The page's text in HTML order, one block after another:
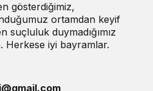
gösterdiğimiz,
ortamdan keyif
suçluluk duymadığımız
Herkese iyi bayramlar.